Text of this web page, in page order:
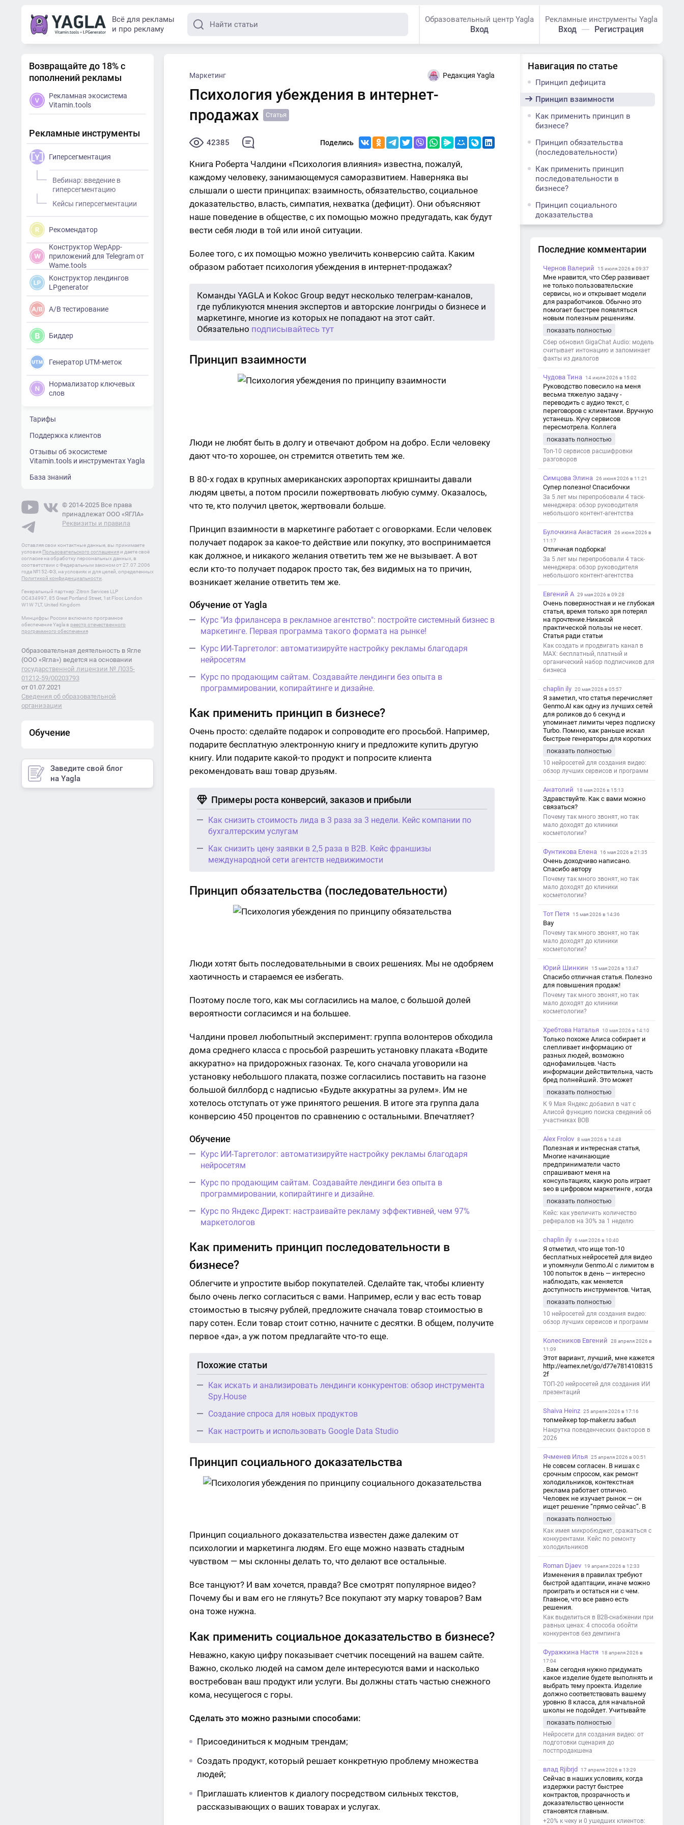
Всё для рекламы
и про рекламу
Образовательный центр Yagla
Вход
Рекламные инструменты Yagla
Вход Регистрация
Навигация по статье
Принцип дефицита
Принцип взаимности
Как применить принцип в
бизнесе?
Принцип обязательства
(последовательности)
Как применить принцип
последовательности в
бизнесе?
Принцип социального
доказательства
Принцип власти авторитета
Как это применить в бизнесе?
Как применить это в бизнесе?
Маркетинг Редакция Yagla
Психология убеждения в интернет-
продажах
Статья
42385 Поделись
Книга Роберта Чалдини «Психология влияния» известна, пожалуй,
каждому человеку, занимающемуся саморазвитием. Наверняка вы
слышали о шести принципах: взаимность, обязательство, социальное
доказательство, власть, симпатия, нехватка (дефицит). Они объясняют
наше поведение в обществе, с их помощью можно предугадать, как будут
вести себя люди в той или иной ситуации.
Более того, с их помощью можно увеличить конверсию сайта. Каким
образом работает психология убеждения в интернет-продажах?
Команды YAGLA и Kokoc Group ведут несколько телеграм-каналов,
где публикуются мнения экспертов и авторские лонгриды о бизнесе и
маркетинге, многие из которых не попадают на этот сайт.
Обязательно подписывайтесь тут
Принцип взаимности
Люди не любят быть в долгу и отвечают добром на добро. Если человеку
дают что-то хорошее, он стремится ответить тем же.
В 80-х годах в крупных американских аэропортах кришнаиты давали
людям цветы, а потом просили пожертвовать любую сумму. Оказалось,
что те, кто получил цветок, жертвовали больше.
Принцип взаимности в маркетинге работает с оговорками. Если человек
получает подарок за какое-то действие или покупку, это воспринимается
как должное, и никакого желания ответить тем же не вызывает. А вот
если кто-то получает подарок просто так, без видимых на то причин,
возникает желание ответить тем же.
Обучение от Yagla
Курс "Из фрилансера в рекламное агентство": постройте системный бизнес в
маркетинге. Первая программа такого формата на рынке!
Курс ИИ-Таргетолог: автоматизируйте настройку рекламы благодаря
нейросетям
Курс по продающим сайтам. Создавайте лендинги без опыта в
программировании, копирайтинге и дизайне.
Как применить принцип в бизнесе?
Очень просто: сделайте подарок и сопроводите его просьбой. Например,
подарите бесплатную электронную книгу и предложите купить другую
книгу. Или подарите какой-то продукт и попросите клиента
рекомендовать ваш товар друзьям.
Примеры роста конверсий, заказов и прибыли
Как снизить стоимость лида в 3 раза за 3 недели. Кейс компании по
бухгалтерским услугам
Как снизить цену заявки в 2,5 раза в B2B. Кейс франшизы
международной сети агентств недвижимости
Принцип обязательства (последовательности)
Люди хотят быть последовательными в своих решениях. Мы не одобряем
хаотичность и стараемся ее избегать.
Поэтому после того, как мы согласились на малое, с большой долей
вероятности согласимся и на большее.
Чалдини провел любопытный эксперимент: группа волонтеров обходила
дома среднего класса с просьбой разрешить установку плаката «Водите
аккуратно» на придорожных газонах. Те, кого сначала уговорили на
установку небольшого плаката, позже согласились поставить на газоне
большой биллборд с надписью «Будьте аккуратны за рулем». Им не
хотелось отступать от уже принятого решения. В итоге эта группа дала
конверсию 450 процентов по сравнению с остальными. Впечатляет?
Обучение
Курс ИИ-Таргетолог: автоматизируйте настройку рекламы благодаря
нейросетям
Курс по продающим сайтам. Создавайте лендинги без опыта в
программировании, копирайтинге и дизайне.
Курс по Яндекс Директ: настраивайте рекламу эффективней, чем 97%
маркетологов
Как применить принцип последовательности в
бизнесе?
Облегчите и упростите выбор покупателей. Сделайте так, чтобы клиенту
было очень легко согласиться с вами. Например, если у вас есть товар
стоимостью в тысячу рублей, предложите сначала товар стоимостью в
пару сотен. Если товар стоит сотню, начните с десятки. В общем, получите
первое «да», а уж потом предлагайте что-то еще.
Похожие статьи
Как искать и анализировать лендинги конкурентов: обзор инструмента
Spy.House
Создание спроса для новых продуктов
Как настроить и использовать Google Data Studio
Принцип социального доказательства
Принцип социального доказательства известен даже далеким от
психологии и маркетинга людям. Его еще можно назвать стадным
чувством — мы склонны делать то, что делают все остальные.
Все танцуют? И вам хочется, правда? Все смотрят популярное видео?
Почему бы и вам его не глянуть? Все покупают эту марку товаров? Вам
она тоже нужна.
Как применить социальное доказательство в бизнесе?
Неважно, какую цифру показывает счетчик посещений на вашем сайте.
Важно, сколько людей на самом деле интересуются вами и насколько
востребован ваш продукт или услуги. Вы должны стать частью снежного
кома, несущегося с горы.
Сделать это можно разными способами:
Присоединиться к модным трендам;
Создать продукт, который решает конкретную проблему множества
людей;
Приглашать клиентов к диалогу посредством сильных текстов,
рассказывающих о ваших товарах и услугах.
Возвращайте до 18% с
пополнений рекламы
Рекламная экосистема
Vitamin.tools
Рекламные инструменты
Гиперсегментация
Вебинар: введение в
гиперсегментацию
Кейсы гиперсегментации
Рекомендатор
Конструктор WepApp-
приложений для Telegram от
Wame.tools
Конструктор лендингов
LPgenerator
A/B тестирование
Биддер
Генератор UTM-меток
Нормализатор ключевых
слов
Тарифы
Поддержка клиентов
Отзывы об экосистеме
Vitamin.tools и инструментах Yagla
База знаний
© 2014-2025 Все права
принадлежат ООО «ЯГЛА»
Реквизиты и правила
Оставляя свои контактные данные, вы принимаете
условия Пользовательского соглашения и даете своё
согласие на обработку персональных данных, в
соответствии с Федеральным законом от 27.07.2006
года №152-ФЗ, на условиях и для целей, определенных
Политикой конфиденциальности
Генеральный партнер: Zitron Services LLP
OC434997, 85 Great Portland Street, 1st Floor, London
W1W 7LT, United Kingdom
Минцифры России включило програмное
обеспечение Yagla в реестр отечественного
программного обеспечения
Образовательная деятельность в Ягле
(ООО «Ягла») ведется на основании
государственной лицензии № Л035-
01212-59/00203793
от 01.07.2021
Сведения об образовательной
организации
Обучение
Заведите свой блог
на Yagla
Последние комментарии
Чернов Валерий 15 июля 2026 в 09:37
Мне нравится, что Сбер развивает
не только пользовательские
сервисы, но и открывает модели
для разработчиков. Обычно это
помогает быстрее появляться
новым полезным решениям.
показать полностью
Сбер обновил GigaChat Audio: модель
считывает интонацию и запоминает
факты из диалогов
Чудова Тина 14 июля 2026 в 15:02
Руководство повесило на меня
весьма тяжелую задачу -
переводить с аудио текст, с
переговоров с клиентами. Вручную
устанешь. Кучу сервисов
пересмотрела. Коллега
хорошо переводит. Мало
редактировать по итогу. Советую.
показать полностью
Топ-10 сервисов расшифровки
разговоров
Симцова Элина 26 июня 2026 в 11:21
Супер полезно! Спасибочки
За 5 лет мы перепробовали 4 таск-
менеджера: обзор руководителя
небольшого контент-агентства
Булочкина Анастасия
26 июня 2026 в
11:17
Отличная подборка!
За 5 лет мы перепробовали 4 таск-
менеджера: обзор руководителя
небольшого контент-агентства
Евгений А 29 мая 2026 в 09:28
Очень поверхностная и не глубокая
статья, время только зря потерял
на прочтение.Никакой
практической пользы не несет.
Статья ради статьи
Как создать и продвигать канал в
MAX: бесплатный, платный и
органический набор подписчиков для
бизнеса
chaplin ily 20 мая 2026 в 05:57
Я заметил, что статья перечисляет
Genmo.AI как одну из лучших сетей
для роликов до 6 секунд и
упоминает лимиты через подписку
Turbo. Помню, как раньше искал
быстрые генераторы для коротких
такой обзор именно с акцентом на
ограничения и подпись. Image V2
показать полностью
10 нейросетей для создания видео:
обзор лучших сервисов и программ
Анатолий 18 мая 2026 в 15:13
Здравствуйте. Как с вами можно
связаться?
Почему так много звонят, но так
мало доходят до клиники
косметологии?
Фунтикова Елена 16 мая 2026 в 21:35
Очень доходчиво написано.
Спасибо автору
Почему так много звонят, но так
мало доходят до клиники
косметологии?
Тот Петя 15 мая 2026 в 14:36
Вау
Почему так много звонят, но так
мало доходят до клиники
косметологии?
Юрий Шинкин 15 мая 2026 в 13:47
Спасибо отличная статья. Полезно
для повышения продаж!
Почему так много звонят, но так
мало доходят до клиники
косметологии?
Хребтова Наталья 10 мая 2026 в 14:10
Только похоже Алиса собирает и
слепливает информацию от
разных людей, возможно
однофамильцев. Часть
информации действительна, часть
бред полнейший. Это может
дезинформации
показать полностью
К 9 Мая Яндекс добавил в чат с
Алисой функцию поиска сведений об
участниках ВОВ
Alex Frolov 8 мая 2026 в 14:48
Полезная и интересная статья,
Многие начинающие
предприниматели часто
спрашивают меня на
консультациях, какую роль играет
seo в цифровом маркетинге , когда
обсуждаем их проект:
https://aseotop.com/kakuyu-rol-igraet-
seo-v-czifrovom-marketinge/
показать полностью
Кейс: как увеличить количество
рефералов на 30% за 1 неделю
chaplin ily 6 мая 2026 в 10:40
Я отметил, что ище топ-10
бесплатных нейросетей для видео
и упомянули Genmo.AI с лимитом в
100 попыток в день — интересно
наблюдать, как меняется
доступность инструментов. Читая,
с короткими клипами в телеграм-
каналах YAGLA и Kokoc Group. Flux 2
показать полностью
10 нейросетей для создания видео:
обзор лучших сервисов и программ
Колесников Евгений
28 апреля 2026 в
11:09
Этот вариант, лучший, мне кажется
http://earnex.net/go/d77e7814108315
2f
ТОП-20 нейросетей для создания ИИ
презентаций
Shaiva Heinz 25 апреля 2026 в 17:16
топмейкер top-maker.ru забыл
Накрутка поведенческих факторов в
2026
Ячменев Илья 25 апреля 2026 в 00:51
Не совсем согласен. В нишах с
срочным спросом, как ремонт
холодильников, контекстная
реклама работает отлично.
Человек не изучает рынок — он
ищет решение “прямо сейчас”. В
и ловит самый горячий трафик,
тогда как SEO в таких задачах
просто не успевает.
показать полностью
Как имея микробюджет, сражаться с
конкурентами. Кейс по ремонту
холодильников
Roman Djaev 19 апреля 2026 в 12:33
Изменения в правилах требуют
быстрой адаптации, иначе можно
проиграть и остаться ни с чем.
Главное, что все равно есть
решения.
Как выделиться в B2B-снабжении при
равных ценах: 4 способа обойти
конкурентов без демпинга
Фуражкина Настя
18 апреля 2026 в
17:04
. Вам сегодня нужно придумать
какое изделие будете выполнять и
выбрать тему проекта. Изделие
должно соответствовать вашему
уровню 8 класса, для начальной
школы не подойдет. Учитывайте
уровня работы. Структура проекта 1.
Титульный лист - Название школы.
- Тип работы: «Проектная работа». -
Тема проекта. - Кто выполнил:
должность учителя. - Город, год. 2.
Введение - Актуальность темы
(почему это важно). - Цель и
задачи проекта. - Объект и предмет
исследования. - Методы работы. 3.
Основная часть - Теоретическая
показать полностью
Нейросети для создания видео: от
подготовки сценария до
постпродакшена
влад Rjibrjd 17 апреля 2026 в 13:29
Сейчас в наших условиях, когда
издержки растут быстрее
контрактов, прозрачность и
доказательство ценности
становятся главным.
+20% к чеку и 0 ушедших клиентов: